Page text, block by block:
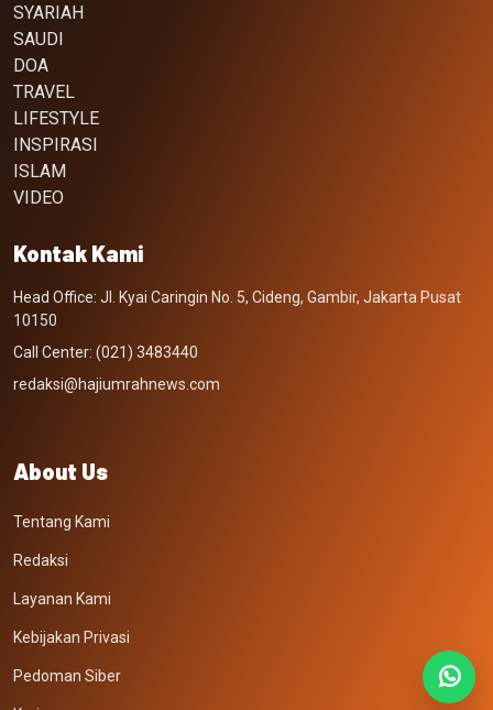
SYARIAH
SAUDI
DOA
TRAVEL
LIFESTYLE
INSPIRASI
ISLAM
VIDEO
Kontak Kami
Head Office: Jl. Kyai Caringin No. 5, Cideng, Gambir, Jakarta Pusat
10150
Call Center: (021) 3483440
redaksi@hajiumrahnews.com
About Us
Tentang Kami
Redaksi
Layanan Kami
Kebijakan Privasi
Pedoman Siber